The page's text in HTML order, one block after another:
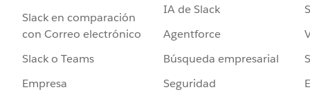
Slack en comparación
con Correo electrónico
Slack o Teams
Empresa
IA de Slack
Agentforce
Búsqueda empresarial
Seguridad